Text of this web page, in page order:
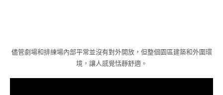
儘管劇場和排練場內部平常並沒有對外開放，但整個園區建築和外圍環
境，讓人感覺恬靜舒適。